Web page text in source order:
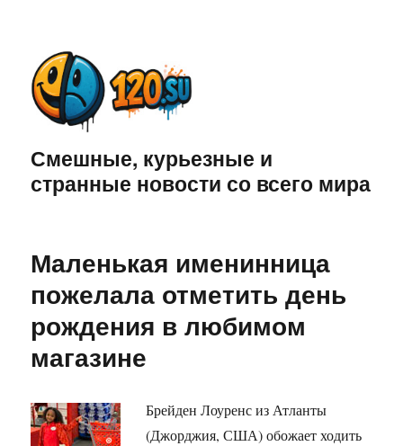
Смешные, курьезные и
странные новости со всего мира
Маленькая именинница
пожелала отметить день
рождения в любимом
магазине
Брейден Лоуренс из Атланты
(Джорджия, США) обожает ходить